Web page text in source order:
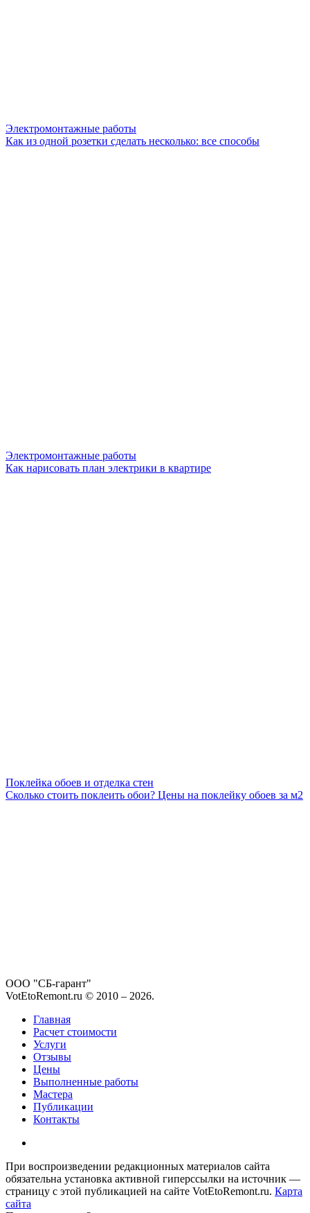
Электромонтажные работы
Как из одной розетки сделать несколько: все способы
Электромонтажные работы
Как нарисовать план электрики в квартире
Поклейка обоев и отделка стен
Сколько стоить поклеить обои? Цены на поклейку обоев за м2
ООО "СБ-гарант"
VotEtoRemont.ru © 2010 – 2026.
Главная
Расчет стоимости
Услуги
Отзывы
Цены
Выполненные работы
Мастера
Публикации
Контакты
При воспроизведении редакционных материалов сайта
обязательна установка активной гиперссылки на источник —
страницу с этой публикацией на сайте VotEtoRemont.ru. Карта
сайта